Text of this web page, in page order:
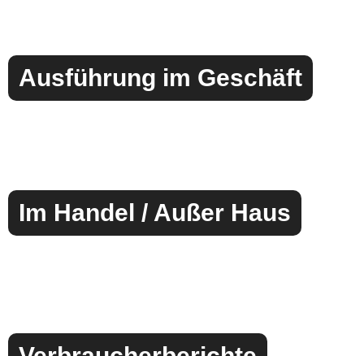
Ausführung im Geschäft
Im Handel / Außer Haus